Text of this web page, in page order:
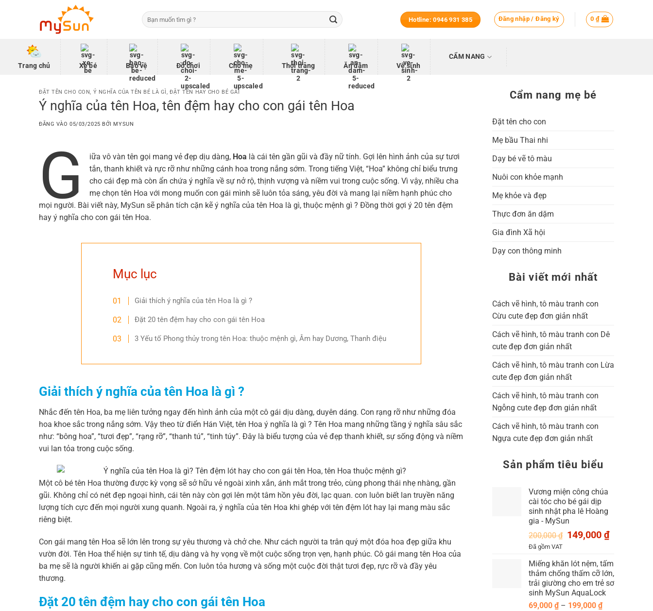
Tìm
kiếm:
Hotline: 0946 931 385 Đăng nhập / Đăng ký 0 ₫
Trang chủ Xe bé Bảo vệ Đồ chơi Cho mẹ Thời trang Ăn dặm Vệ sinh
CẨM NANG
ĐẶT TÊN CHO CON, Ý NGHĨA CỦA TÊN BÉ LÀ GÌ,ĐẶT TÊN HAY CHO BÉ GÁI
Ý nghĩa của tên Hoa, tên đệm hay cho con gái tên Hoa
ĐĂNG VÀO05/03/2025 BỞI MYSUN
G iữa vô vàn tên gọi mang vẻ đẹp dịu dàng, Hoa là cái tên gần gũi và đầy nữ tính. Gợi lên hình ảnh của sự tươi
tắn, thanh khiết và rực rỡ như những cánh hoa trong nắng sớm. Trong tiếng Việt, “Hoa” không chỉ biểu trưng
cho cái đẹp mà còn ẩn chứa ý nghĩa về sự nở rộ, thịnh vượng và niềm vui trong cuộc sống. Vì vậy, nhiều cha
mẹ chọn tên Hoa với mong muốn con gái mình sẽ luôn tỏa sáng, yêu đời và mang lại niềm hạnh phúc cho
mọi người. Bài viết này, MySun sẽ phân tích cặn kẽ ý nghĩa của tên Hoa là gì, thuộc mệnh gì ? Đồng thời gợi ý 20 tên đệm
hay ý nghĩa cho con gái tên Hoa.
Mục lục
Giải thích ý nghĩa của tên Hoa là gì ?
Đặt 20 tên đệm hay cho con gái tên Hoa
3 Yếu tố Phong thủy trong tên Hoa: thuộc mệnh gì, Âm hay Dương, Thanh điệu
Giải thích ý nghĩa của tên Hoa là gì ?
Nhắc đến tên Hoa, ba mẹ liên tưởng ngay đến hình ảnh của một cô gái dịu dàng, duyên dáng. Con rạng rỡ như những đóa
hoa khoe sắc trong nắng sớm. Vậy theo từ điển Hán Việt, tên Hoa ý nghĩa là gì ? Tên Hoa mang những tầng ý nghĩa sâu sắc
như: “bông hoa”, “tươi đẹp”, “rạng rỡ”, “thanh tú”, “tinh túy”. Đây là biểu tượng của vẻ đẹp thanh khiết, sự sống động và niềm
vui lan tỏa trong cuộc sống.
Một cô bé tên Hoa thường được kỳ vọng sẽ sở hữu vẻ ngoài xinh xắn, ánh mắt trong trẻo, cùng phong thái nhẹ nhàng, gần
gũi. Không chỉ có nét đẹp ngoại hình, cái tên này còn gợi lên một tâm hồn yêu đời, lạc quan. con luôn biết lan truyền năng
lượng tích cực đến mọi người xung quanh. Ngoài ra, ý nghĩa của tên Hoa khi ghép với tên đệm lót hay lại mang màu sắc
riêng biệt.
Con gái mang tên Hoa sẽ lớn lên trong sự yêu thương và chở che. Như cách người ta trân quý một đóa hoa đẹp giữa khu
vườn đời. Tên Hoa thể hiện sự tinh tế, dịu dàng và hy vọng về một cuộc sống trọn vẹn, hạnh phúc. Cô gái mang tên Hoa của
ba mẹ sẽ là người khiến ai gặp cũng mến. Con luôn tỏa hương và sống một cuộc đời thật tươi đẹp, rực rỡ và đầy yêu
thương.
Đặt 20 tên đệm hay cho con gái tên Hoa
Cẩm nang mẹ bé
Đặt tên cho con
Mẹ bầu Thai nhi
Dạy bé vẽ tô màu
Nuôi con khỏe mạnh
Mẹ khỏe và đẹp
Thực đơn ăn dặm
Gia đình Xã hội
Dạy con thông minh
Bài viết mới nhất
Cách vẽ hình, tô màu tranh con
Cừu cute đẹp đơn giản nhất
Cách vẽ hình, tô màu tranh con Dê
cute đẹp đơn giản nhất
Cách vẽ hình, tô màu tranh con Lừa
cute đẹp đơn giản nhất
Cách vẽ hình, tô màu tranh con
Ngỗng cute đẹp đơn giản nhất
Cách vẽ hình, tô màu tranh con
Ngựa cute đẹp đơn giản nhất
Sản phẩm tiêu biểu
Vương miện công chúa
cài tóc cho bé gái dịp
sinh nhật pha lê Hoàng
gia - MySun
200,000₫ Giá
200,000 ₫.
149,000 ₫Giá
hiện
là:
149,000 ₫.
Đã gồm VAT
Miếng khăn lót nệm, tấm
thảm chống thấm cỡ lớn,
trải giường cho em trẻ sơ
sinh MySun AquaLock
69,000 ₫ – 199,000 ₫Khoảng